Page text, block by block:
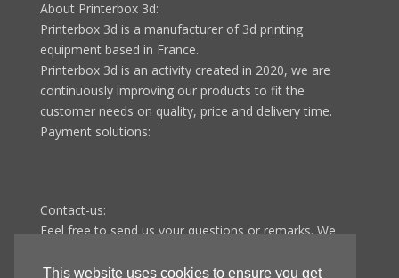
About Printerbox 3d:
Printerbox 3d is a manufacturer of 3d printing
equipment based in France.
Printerbox 3d is an activity created in 2020, we are
continuously improving our products to fit the
customer needs on quality, price and delivery time.
Payment solutions:
Contact-us:
Feel free to send us your questions or remarks. We
Monday to Friday.
This website uses cookies to ensure you get